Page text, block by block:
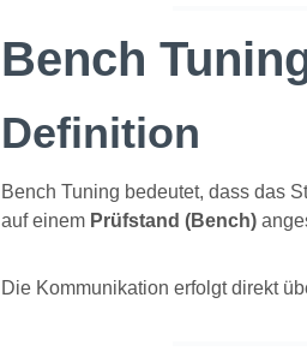
Bench
Definition
Bench Tuning bedeutet, dass das
auf einem Prüfstand (Bench)
Die Kommunikation erfolgt direkt